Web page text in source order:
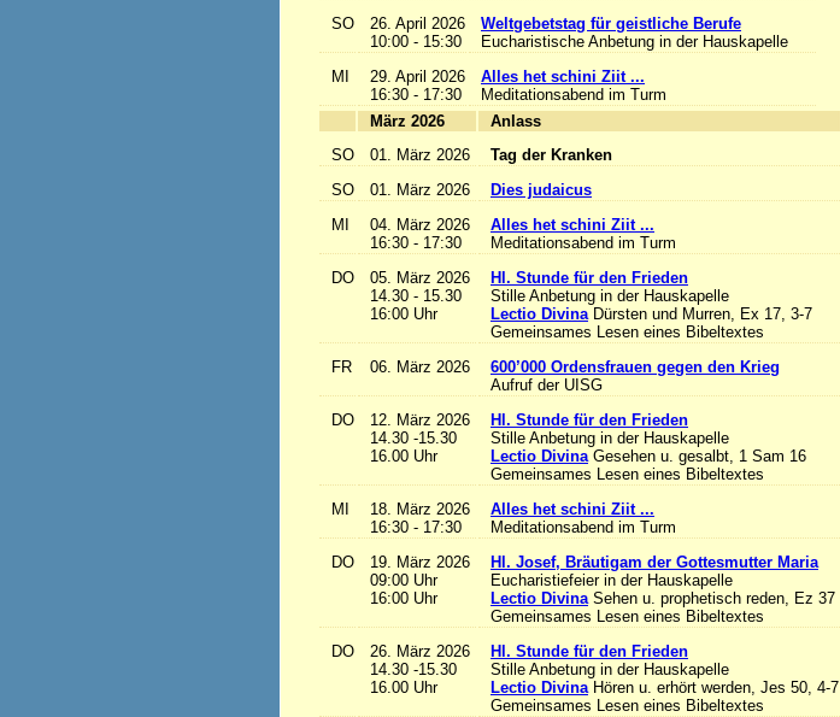
SO
26. April 2026
10:00 - 15:30
Weltgebetstag für geistliche Berufe
Eucharistische Anbetung in der Hauskapelle
MI
29. April 2026
16:30 - 17:30
Alles het schini Ziit ...
Meditationsabend im Turm
März 2026
Anlass
SO
01. März 2026
Tag der Kranken
SO
01. März 2026
Dies judaicus
MI
04. März 2026
16:30 - 17:30
Alles het schini Ziit ...
Meditationsabend im Turm
DO
05. März 2026
14.30 - 15.30
16:00 Uhr
Hl. Stunde für den Frieden
Stille Anbetung in der Hauskapelle
Lectio DivinaDürsten und Murren, Ex 17, 3-7
Gemeinsames Lesen eines Bibeltextes
FR
06. März 2026
600’000 Ordensfrauen gegen den Krieg
Aufruf der UISG
DO
12. März 2026
14.30 -15.30
16.00 Uhr
Hl. Stunde für den Frieden
Stille Anbetung in der Hauskapelle
Lectio DivinaGesehen u. gesalbt, 1 Sam 16
Gemeinsames Lesen eines Bibeltextes
MI
18. März 2026
16:30 - 17:30
Alles het schini Ziit ...
Meditationsabend im Turm
DO
19. März 2026
09:00 Uhr
16:00 Uhr
Hl. Josef, Bräutigam der Gottesmutter Maria
Eucharistiefeier in der Hauskapelle
Lectio DivinaSehen u. prophetisch reden, Ez 37
Gemeinsames Lesen eines Bibeltextes
DO
26. März 2026
14.30 -15.30
16.00 Uhr
Hl. Stunde für den Frieden
Stille Anbetung in der Hauskapelle
Lectio DivinaHören u. erhört werden, Jes 50, 4-7
Gemeinsames Lesen eines Bibeltextes